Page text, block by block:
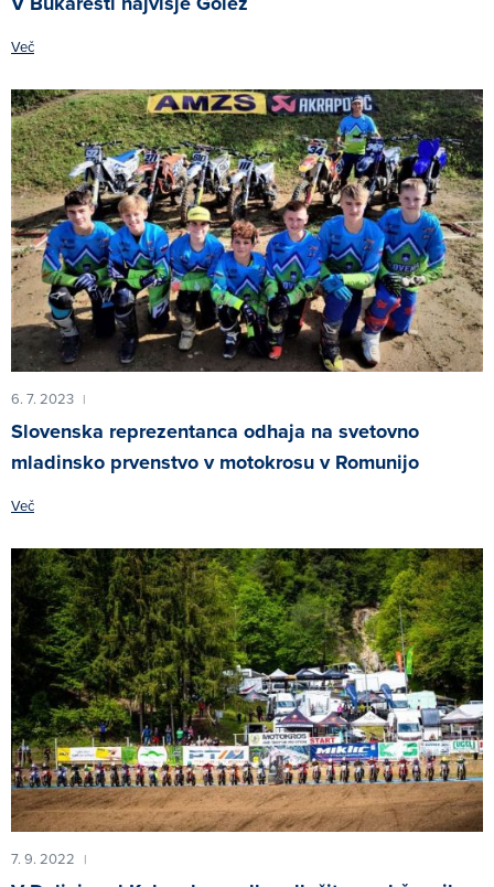
Več
6. 7. 2023 |
Slovenska reprezentanca odhaja na svetovno
mladinsko prvenstvo v motokrosu v Romunijo
Več
7. 9. 2022 |